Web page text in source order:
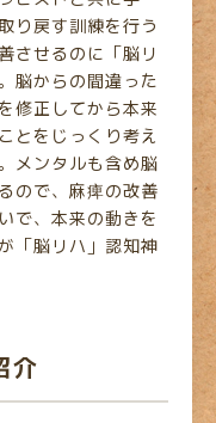
り戻す訓練を行う
させるのに「脳リ
脳からの間違った
修正してから本来
とをじっくり考え
メンタルも含め脳
ので、麻痺の改善
で、本来の動きを
「脳リハ」認知神
介